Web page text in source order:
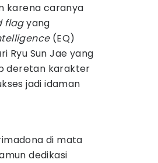
karena caranya
flagyang
(EQ)
Ryu Sun Jae yang
deretan karakter
jadi idaman
di mata
dedikasi